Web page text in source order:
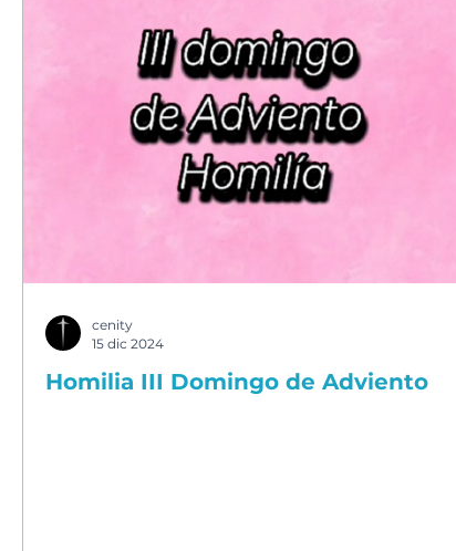
Homilia III Domingo de Adviento
cenity
15 dic 2024